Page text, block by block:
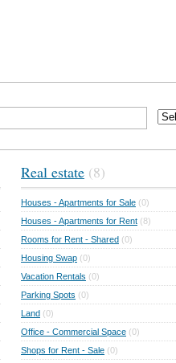
Real estate (8)
Houses - Apartments for Sale (0)
Houses - Apartments for Rent (8)
Rooms for Rent - Shared (0)
Housing Swap (0)
Vacation Rentals (0)
Parking Spots (0)
Land (0)
Office - Commercial Space (0)
Shops for Rent - Sale (0)